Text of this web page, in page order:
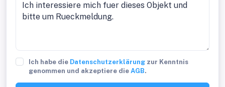
Ich habe die Datenschutzerklärung zur Kenntnis
genommen und akzeptiere die AGB.